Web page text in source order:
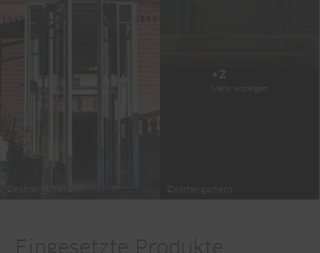
©esthergamero
+2
Mehr anzeigen
©esthergamero